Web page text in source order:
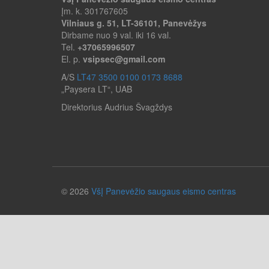
Įm. k. 301767605
Vilniaus g. 51, LT-36101, Panevėžys
Dirbame nuo 9 val. iki 16 val.
Tel. +37065996507
El. p. vsipsec@gmail.com
A/S LT47 3500 0100 0173 8688
„Paysera LT“, UAB
Direktorius Audrius Švagždys
© 2026 VšĮ Panevėžio saugaus eismo centras